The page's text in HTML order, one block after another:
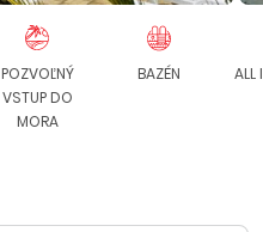
POZVOĽNÝ
VSTUP DO
MORA
BAZÉN ALL